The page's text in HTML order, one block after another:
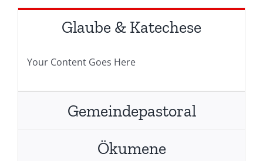
Glaube & Katechese
Your Content Goes Here
Gemeindepastoral
Ökumene